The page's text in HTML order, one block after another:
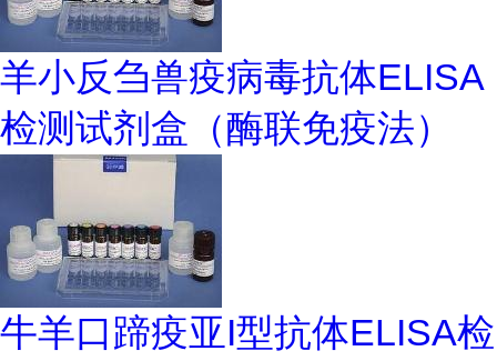
羊小反刍兽疫病毒抗体ELISA
检测试剂盒（酶联免疫法）
牛羊口蹄疫亚I型抗体ELISA检